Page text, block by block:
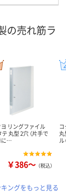
の売れ筋ラ
リングファイル
丸型 2穴 （片手で
に…
￥386～ （税込）
ングをもっと見る